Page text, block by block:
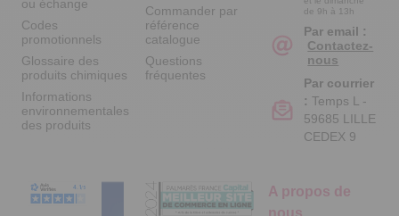
ou échange
Codes
promotionnels
Glossaire des
produits chimiques
Informations
environnementales
des produits
Commander par
référence
catalogue
Questions
fréquentes
A propos de
de 9h à 13h
Par email :
Contactez-
nous
Par courrier
: Temps L -
59685 LILLE
CEDEX 9